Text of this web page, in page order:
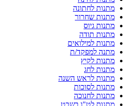
מתנות לחתונה
מתנות שחרור
מתנות גיוס
מתנות תודה
מתנות למילואים
מתנה למפקד/ת
מתנות לקיץ
מתנות לחג
מתנות לראש השנה
מתנות לסוכות
מתנות לחנוכה
מתנות לט"ו בשבט